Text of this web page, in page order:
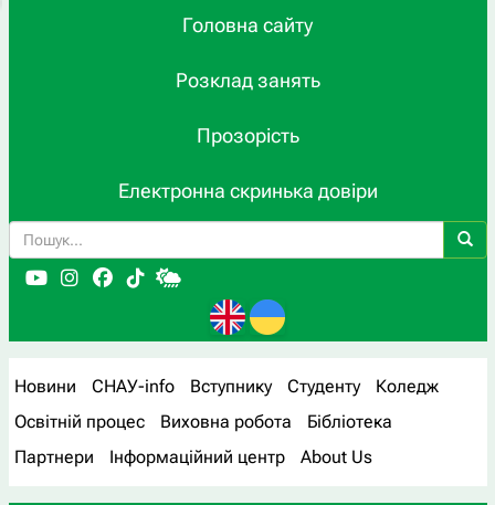
Головна сайту
Розклад занять
Прозорість
Електронна скринька довіри
Новини СНАУ-info Вступнику Студенту
Коледж
Освітній процес
Виховна робота
Бібліотека
Партнери
Інформаційний центр About Us